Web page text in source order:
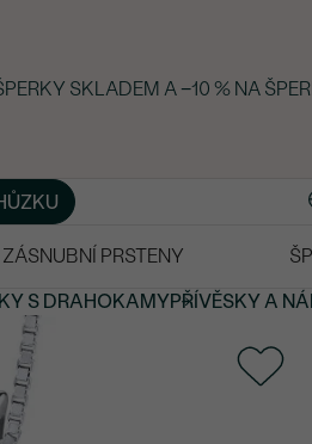
SKLADEM A −10 % NA
ZÁSNUBNÍ PRSTENY
S DRAHOKAMYPŘÍVĚSKY A